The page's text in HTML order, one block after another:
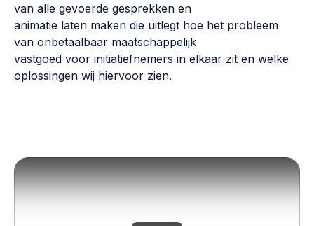
van alle gevoerde gesprekken en
animatie laten maken die uitlegt hoe het probleem
van onbetaalbaar maatschappelijk
vastgoed voor initiatiefnemers in elkaar zit en welke
oplossingen wij hiervoor zien.